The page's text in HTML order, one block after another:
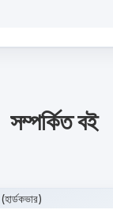
সম্পর্কিত বই